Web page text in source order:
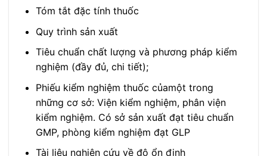
Tóm tắt đặc tính thuốc
Quy trình sản xuất
Tiêu chuẩn chất lượng và phương pháp kiểm
nghiệm (đầy đủ, chi tiết);
Phiếu kiểm nghiệm thuốc củamột trong
những cơ sở: Viện kiểm nghiệm, phân viện
kiểm nghiệm. Có sở sản xuất đạt tiêu chuẩn
GMP, phòng kiểm nghiệm đạt GLP
Tài liệu nghiên cứu về độ ổn định